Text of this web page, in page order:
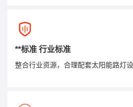
**标准 行业标准
整合行业资源，合理配套太阳能路灯